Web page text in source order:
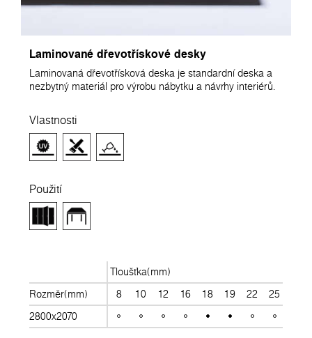
Laminované dřevotřískové desky
Laminovaná dřevotřísková deska je standardní deska a
nezbytný materiál pro výrobu nábytku a návrhy interiérů.
Vlastnosti
Použití
Tloušťka(mm)
Rozměr(mm)
8 10 12 16 18 19 22 25
2800x2070